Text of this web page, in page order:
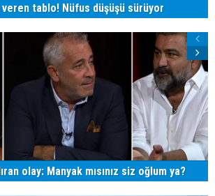
tablo! Nüfus düşüşü sürüyor
olay: Manyak mısınız siz oğlum ya?